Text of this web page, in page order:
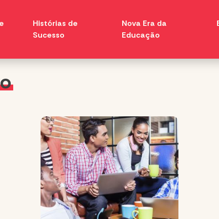
Histórias de
Sucesso
Nova Era da
Educação